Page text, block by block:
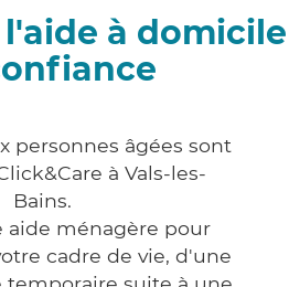
l'aide à domicile
personnes âgées sont
à Vals-les-
Bains.
aide ménagère pour
cadre de vie, d'une